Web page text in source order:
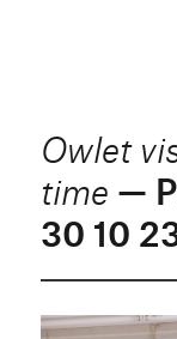
Owlet
time —
30 10